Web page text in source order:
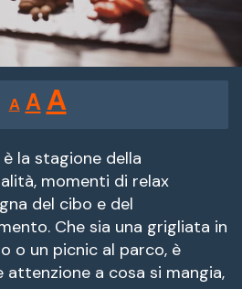
A
Reducir
tamaño
de
fuente.
A Restablecer
tamaño
de
fuente
AAumentar
tamaño
de
fuente.
la stagione della
momenti di relax
del cibo e del
Che sia una grigliata in
o un picnic al parco, è
a cosa si mangia,